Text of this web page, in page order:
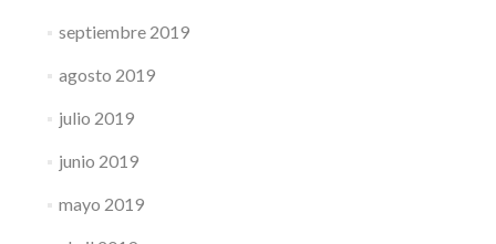
septiembre 2019
agosto 2019
julio 2019
junio 2019
mayo 2019